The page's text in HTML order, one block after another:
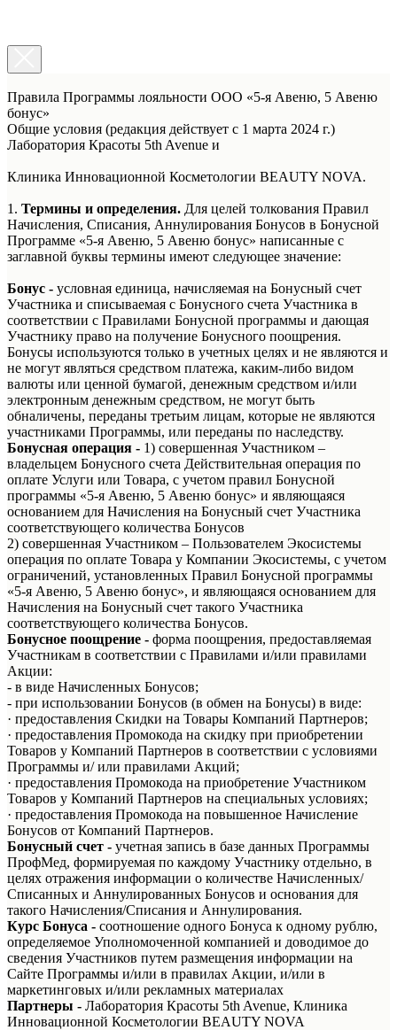
Правила Программы лояльности ООО «5-я Авеню, 5 Авеню
бонус»
Общие условия (редакция действует с 1 марта 2024 г.)
Лаборатория Красоты 5th Avenue и
Клиника Инновационной Косметологии BEAUTY NOVA.
1. Термины и определения. Для целей толкования Правил
Начисления, Списания, Аннулирования Бонусов в Бонусной
Программе «5-я Авеню, 5 Авеню бонус» написанные с
заглавной буквы термины имеют следующее значение:
Бонус - условная единица, начисляемая на Бонусный счет
Участника и списываемая с Бонусного счета Участника в
соответствии с Правилами Бонусной программы и дающая
Участнику право на получение Бонусного поощрения.
Бонусы используются только в учетных целях и не являются и
не могут являться средством платежа, каким-либо видом
валюты или ценной бумагой, денежным средством и/или
электронным денежным средством, не могут быть
обналичены, переданы третьим лицам, которые не являются
участниками Программы, или переданы по наследству.
Бонусная операция - 1) совершенная Участником –
владельцем Бонусного счета Действительная операция по
оплате Услуги или Товара, с учетом правил Бонусной
программы «5-я Авеню, 5 Авеню бонус» и являющаяся
основанием для Начисления на Бонусный счет Участника
соответствующего количества Бонусов
2) совершенная Участником – Пользователем Экосистемы
операция по оплате Товара у Компании Экосистемы, с учетом
ограничений, установленных Правил Бонусной программы
«5-я Авеню, 5 Авеню бонус», и являющаяся основанием для
Начисления на Бонусный счет такого Участника
соответствующего количества Бонусов.
Бонусное поощрение - форма поощрения, предоставляемая
Участникам в соответствии с Правилами и/или правилами
Акции:
- в виде Начисленных Бонусов;
- при использовании Бонусов (в обмен на Бонусы) в виде:
· предоставления Скидки на Товары Компаний Партнеров;
· предоставления Промокода на скидку при приобретении
Товаров у Компаний Партнеров в соответствии с условиями
Программы и/ или правилами Акций;
· предоставления Промокода на приобретение Участником
Товаров у Компаний Партнеров на специальных условиях;
· предоставления Промокода на повышенное Начисление
Бонусов от Компаний Партнеров.
Бонусный счет - учетная запись в базе данных Программы
ПрофМед, формируемая по каждому Участнику отдельно, в
целях отражения информации о количестве Начисленных/
Списанных и Аннулированных Бонусов и основания для
такого Начисления/Списания и Аннулирования.
Курс Бонуса - соотношение одного Бонуса к одному рублю,
определяемое Уполномоченной компанией и доводимое до
сведения Участников путем размещения информации на
Сайте Программы и/или в правилах Акции, и/или в
маркетинговых и/или рекламных материалах
Партнеры - Лаборатория Красоты 5th Avenue, Клиника
Инновационной Косметологии BEAUTY NOVA